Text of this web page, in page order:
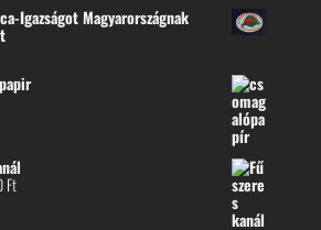
Igazságot Magyarországnak
FtÁrtartomány: